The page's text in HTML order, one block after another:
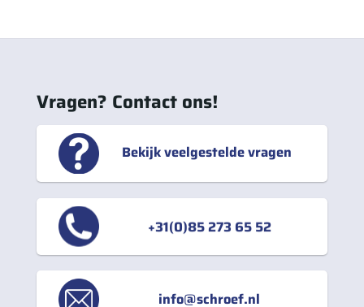
Vragen? Contact ons!
Bekijk veelgestelde vragen
+31(0)85 273 65 52
info@schroef.nl